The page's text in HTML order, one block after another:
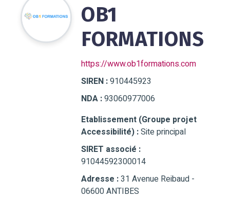
OB1
FORMATIONS
https://www.ob1formations.com
SIREN :910445923
NDA :93060977006
Etablissement (Groupe projet
Accessibilité) :Site principal
SIRET associé :
91044592300014
Adresse :31 Avenue Reibaud -
06600 ANTIBES